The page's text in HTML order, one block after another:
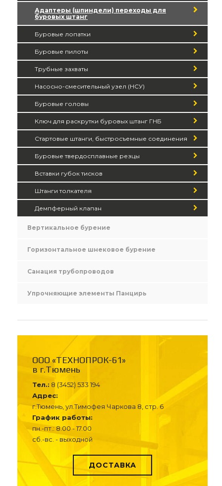
Адаптеры (шпиндели) переходы для
буровых штанг
Буровые лопатки
Буровые пилоты
Трубные захваты
Насосно-смесительный узел (НСУ)
Буровые головы
Ключ для раскрутки буровых штанг ГНБ
Стартовые штанги, быстросъемные соединения
Буровые твердосплавные резцы
Вставки губок тисков
Штанги толкателя
Демпферный клапан
Вертикальное бурение
Горизонтальное шнековое бурение
Санация трубопроводов
Упрочняющие элементы Панцирь
ООО «ТЕХНОПРОК-61»
в г.Тюмень
Тел.: 8 (3452) 533 194
Адрес:
г.Тюмень, ул.Тимофея Чаркова 8, стр. 6
График работы:
пн.-пт.: 8.00 - 17.00
сб.-вс. - выходной
ДОСТАВКА